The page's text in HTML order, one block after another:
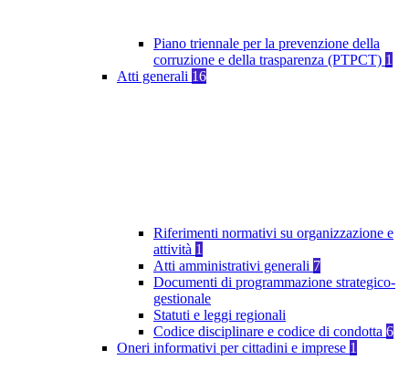
Piano triennale per la prevenzione della
corruzione e della trasparenza (PTPCT) 1
Atti generali 16
Riferimenti normativi su organizzazione e
attività 1
Atti amministrativi generali 7
Documenti di programmazione strategico-
gestionale
Statuti e leggi regionali
Codice disciplinare e codice di condotta 6
Oneri informativi per cittadini e imprese 1